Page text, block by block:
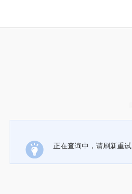
正在查询中，请刷新重试